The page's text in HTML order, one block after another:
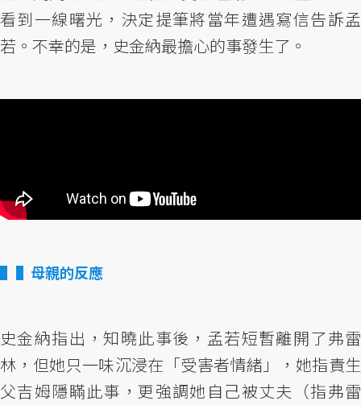
看到一線曙光，決定提筆將當年遭遇寫信告訴孟
若。不幸的是，史金納最擔心的事發生了。
▌母親的反應
史金納指出，知曉此事後，孟若短暫離開了弗雷
林，但她只一味沉浸在「受害者情緒」，她指責生
父吉姆隱瞞此事，更強調她自己被丈夫（指弗雷